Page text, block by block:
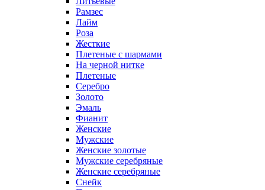
Рамзес
Лайм
Роза
Жесткие
Плетеные с шармами
На черной нитке
Плетеные
Серебро
Золото
Эмаль
Фианит
Женские
Мужские
Женские золотые
Мужские серебряные
Женские серебряные
Снейк